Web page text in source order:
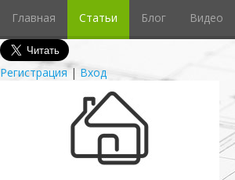
Главная Статьи Блог Видео
Регистрация| Вход